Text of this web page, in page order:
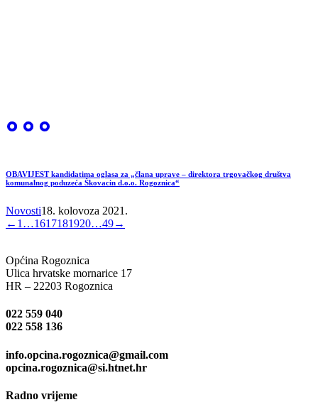
OBAVIJEST kandidatima oglasa za „člana uprave – direktora trgovačkog društva
komunalnog poduzeća Škovacin d.o.o. Rogoznica“
Novosti18. kolovoza 2021.
← 1 …1617181920…49→
Općina Rogoznica
Ulica hrvatske mornarice 17
HR – 22203 Rogoznica
022 559 040
022 558 136
info.opcina.rogoznica@gmail.com
opcina.rogoznica@si.htnet.hr
Radno vrijeme